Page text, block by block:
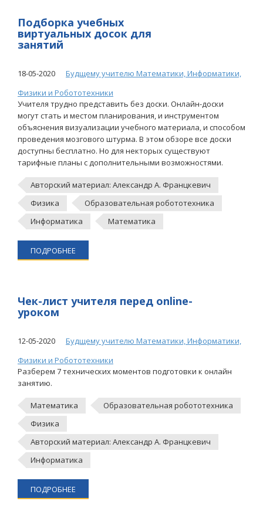
Подборка учебных
виртуальных досок для
занятий
18-05-2020
Будщему учителю Математики, Информатики,
Физики и Робототехники
Учителя трудно представить без доски. Онлайн-доски
могут стать и местом планирования, и инструментом
объяснения визуализации учебного материала, и способом
проведения мозгового штурма. В этом обзоре все доски
доступны бесплатно. Но для некторых существуют
тарифные планы с дополнительными возможностями.
Авторский материал: Александр А. Францкевич
Физика
Образовательная робототехника
Информатика
Математика
ПОДРОБНЕЕ
Чек-лист учителя перед online-
уроком
12-05-2020
Будщему учителю Математики, Информатики,
Физики и Робототехники
Разберем 7 технических моментов подготовки к онлайн
занятию.
Математика
Образовательная робототехника
Физика
Авторский материал: Александр А. Францкевич
Информатика
ПОДРОБНЕЕ